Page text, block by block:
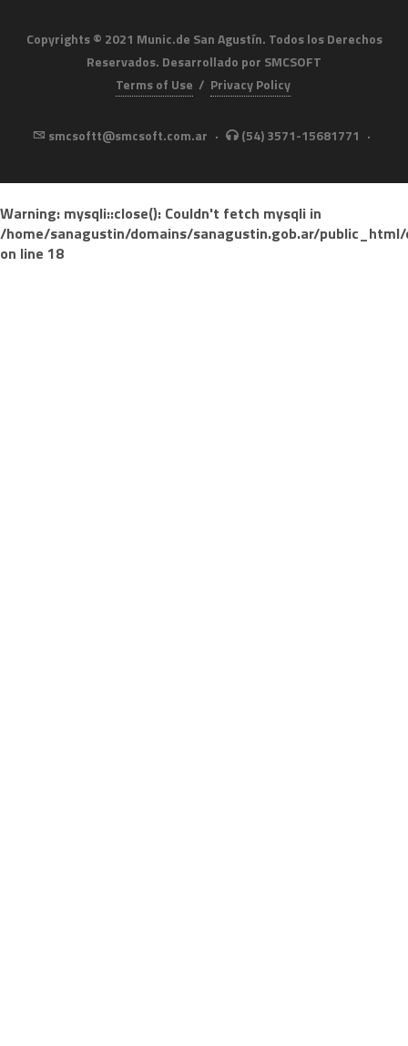
Copyrights © 2021 Munic.de San Agustín. Todos los Derechos
Reservados. Desarrollado por SMCSOFT
Terms of Use / Privacy Policy
smcsoftt@smcsoft.com.ar · (54) 3571-15681771 ·
Warning: mysqli::close(): Couldn't fetch mysqli in
/home/sanagustin/domains/sanagustin.gob.ar/public_html/
on line 18